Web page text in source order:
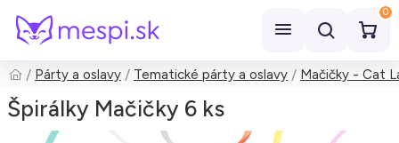
0
Hľadať
Párty a oslavy Tematické párty a oslavy Mačičky - Cat
Špirálky Mačičky 6 ks